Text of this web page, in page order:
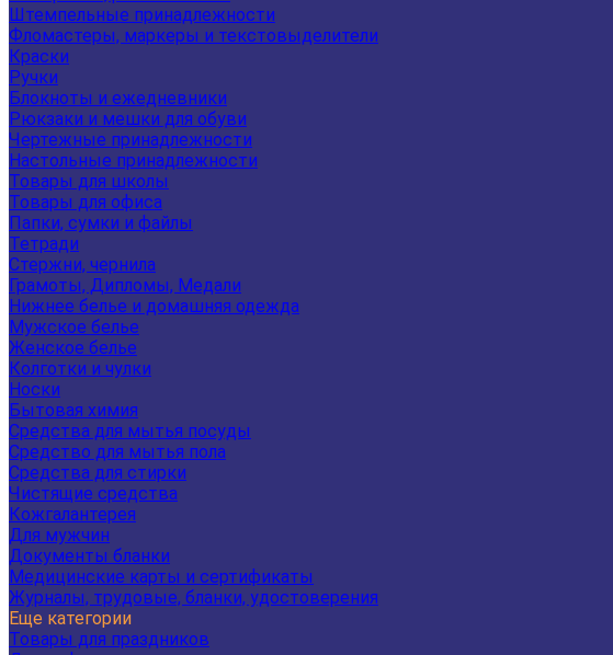
Штемпельные принадлежности
Фломастеры, маркеры и текстовыделители
Краски
Ручки
Блокноты и ежедневники
Рюкзаки и мешки для обуви
Чертежные принадлежности
Настольные принадлежности
Товары для школы
Товары для офиса
Папки, сумки и файлы
Тетради
Стержни, чернила
Грамоты, Дипломы, Медали
Нижнее белье и домашняя одежда
Мужское белье
Женское белье
Колготки и чулки
Носки
Бытовая химия
Средства для мытья посуды
Средство для мытья пола
Средства для стирки
Чистящие средства
Кожгалантерея
Для мужчин
Документы бланки
Медицинские карты и сертификаты
Журналы, трудовые, бланки, удостоверения
Еще категории
Товары для праздников